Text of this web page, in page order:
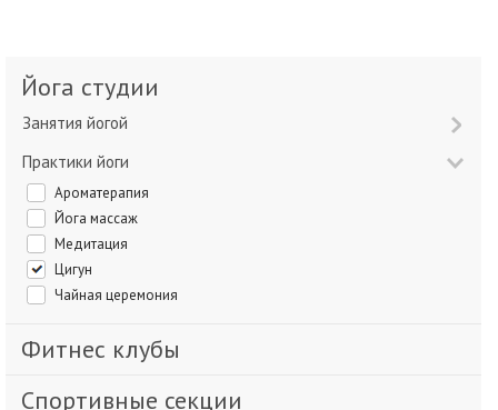
Йога студии
Занятия йогой
Практики йоги
Ароматерапия
Йога массаж
Медитация
Цигун
Чайная церемония
Фитнес клубы
Спортивные секции